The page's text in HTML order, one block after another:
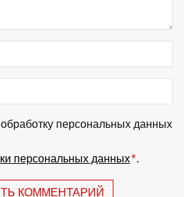
персональных данных
персональных данных*.
КОММЕНТАРИЙ